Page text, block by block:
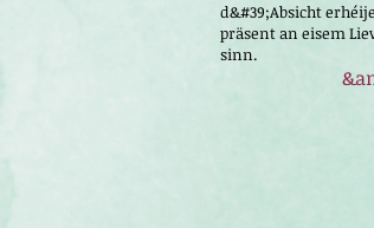
d&#39;Absicht
präsent an eisem
sinn.